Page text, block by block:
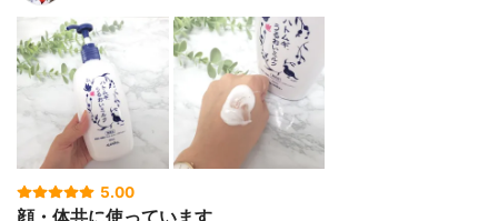
5.00
顔・体共に使っています